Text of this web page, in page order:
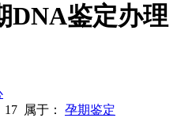
DNA鉴定办理
17 属于： 孕期鉴定